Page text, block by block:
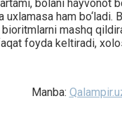
bolani hayvonot
ham bo‘ladi.
mashq
foyda keltiradi,
Manba: